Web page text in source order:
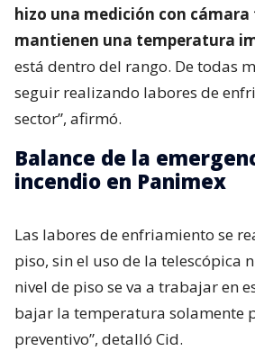
hizo una medición con
mantienen una temperatura
está dentro del rango. De todas
seguir realizando labores de
sector”, afirmó.
Balance de la
incendio en Panimex
Las labores de enfriamiento se
piso, sin el uso de la telescópica
nivel de piso se va a trabajar en
bajar la temperatura solamente
preventivo”, detalló Cid.